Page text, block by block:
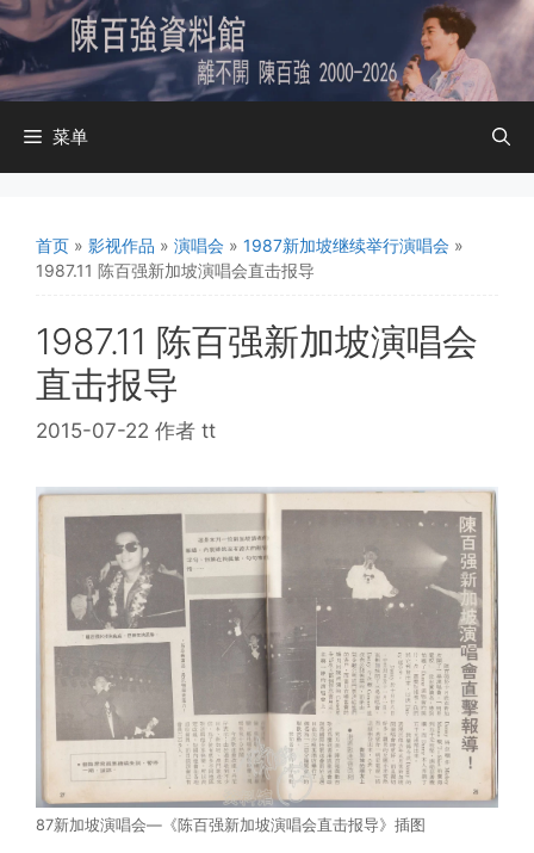
跳
至
内
容
菜单
首页 » 影视作品 » 演唱会 » 1987新加坡继续举行演唱会 »
1987.11 陈百强新加坡演唱会直击报导
1987.11 陈百强新加坡演唱会
直击报导
2015-07-22 作者 tt
87新加坡演唱会—《陈百强新加坡演唱会直击报导》插图